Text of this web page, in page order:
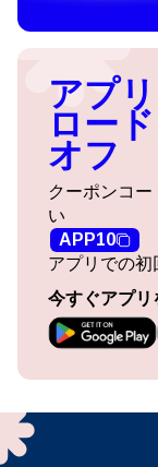
アプ
ロー
オフ
クーポンコー
い
APP10
アプリでの初
今すぐアプリ